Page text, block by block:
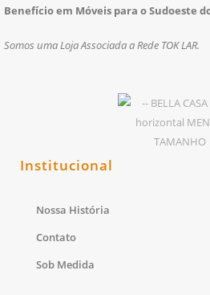
Benefício em Móveis para o Sudoeste
Somos uma Loja Associada a Rede TOK LAR.
Institucional
Nossa História
Contato
Sob Medida